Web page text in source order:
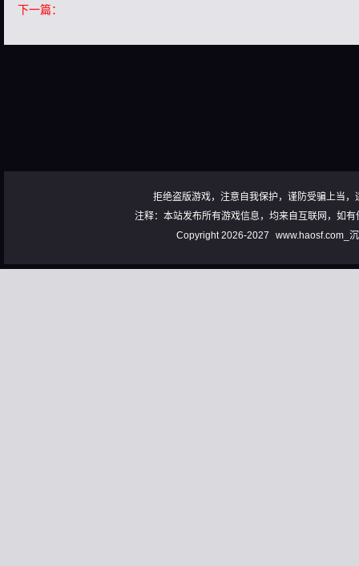
下一篇：
拒绝盗版游戏，注意自我保护，谨防受骗上当
注释：本站发布所有游戏信息，均来自互联网，如
Copyright 2026-2027
www.haosf.com_